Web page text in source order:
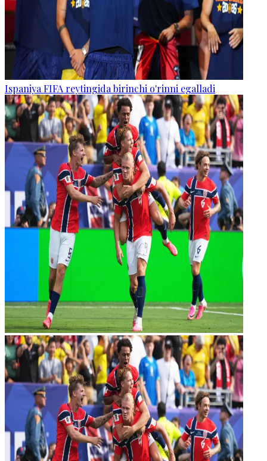
Ispaniya FIFA reytingida birinchi o'rinni egalladi